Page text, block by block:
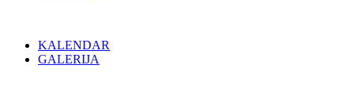
KALENDAR
GALERIJA